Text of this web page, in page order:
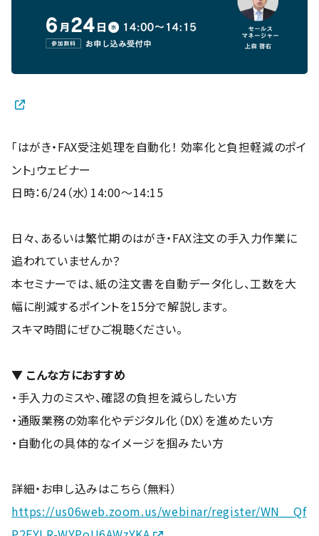
「はがき・FAX受注処理を自動化！ 効率化と負担軽減のポイ
ント」ウェビナー
日時：6/24（水）14:00〜14:15
日々、あるいは繁忙期のはがき・FAX注文の手入力作業に
追われていませんか？
本セミナーでは、紙の注文書を自動データ化し、工数を大
幅に削減するポイントを15分で解説します。
スキマ時間にぜひご視聴ください。
▼ こんな方におすすめ
・手入力のミスや、確認の負担を減らしたい方
・通販業務の効率化やデジタル化（DX）を進めたい方
・自動化の具体的なイメージを掴みたい方
詳細・お申し込みはこちら（無料）
https://us06web.zoom.us/webinar/register/WN__Qf